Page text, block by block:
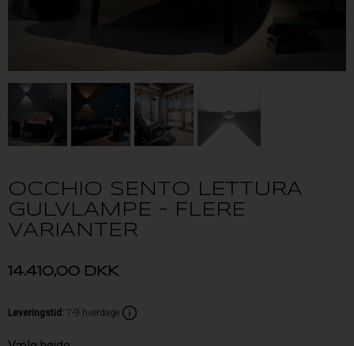
OCCHIO SENTO LETTURA
GULVLAMPE – FLERE
VARIANTER
14.410,00 DKK
Leveringstid : 7-9 hverdage